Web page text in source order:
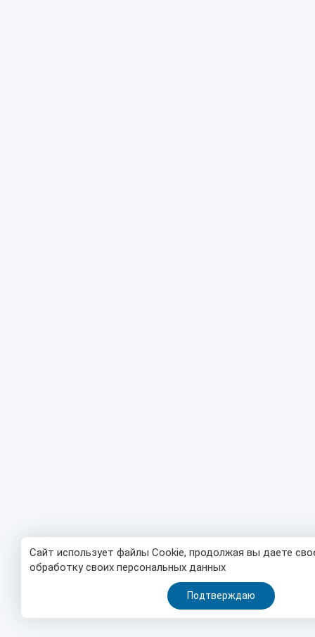
Сайт использует файлы Cookie, продолжая вы даете
обработку своих персональных данных
Подтверждаю